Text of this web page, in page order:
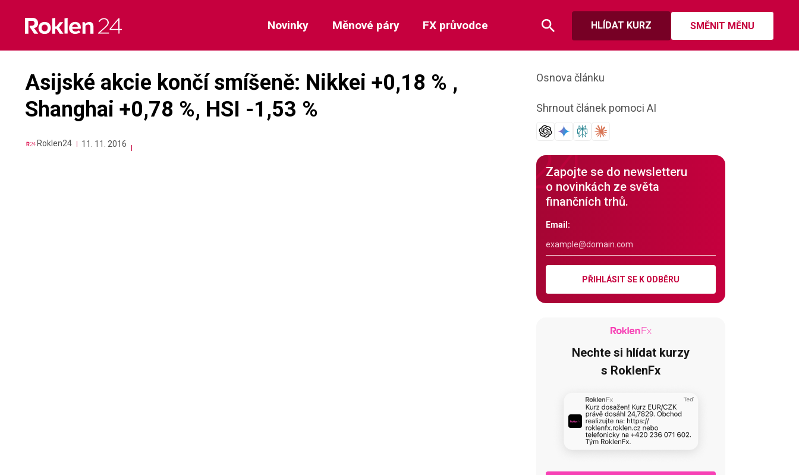
content
HLÍDAT KURZ SMĚNIT MĚNU
Novinky Měnové páry FX průvodce
Asijské akcie končí smíšeně: Nikkei +0,18 % ,
Shanghai +0,78 %, HSI -1,53 %
Roklen24 11. 11. 2016
Osnova článku
Shrnout článek pomoci AI
Zapojte se do newsletteru
o novinkách ze světa
finančních trhů.
Email:
PŘIHLÁSIT SE K ODBĚRU
Nechte si hlídat kurzy
s RoklenFx